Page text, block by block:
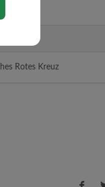
Rotes Kreuz